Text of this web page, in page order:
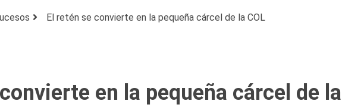
El retén se convierte en la pequeña cárcel de la COL
en la pequeña cárcel de la